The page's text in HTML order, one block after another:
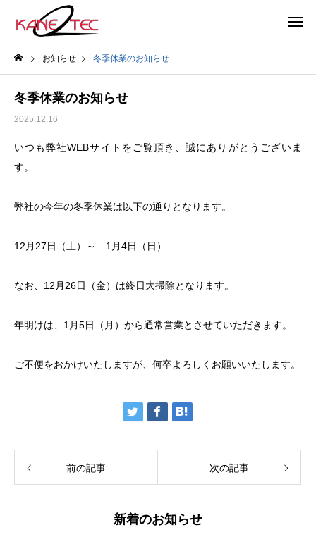
お知らせ 冬季休業のお知らせ
冬季休業のお知らせ
2025.12.16
いつも弊社WEBサイトをご覧頂き、誠にありがとうございま
す。
弊社の今年の冬季休業は以下の通りとなります。
12月27日（土）～ 1月4日（日）
なお、12月26日（金）は終日大掃除となります。
年明けは、1月5日（月）から通常営業とさせていただきます。
ご不便をおかけいたしますが、何卒よろしくお願いいたします。
前の記事 次の記事
新着のお知らせ